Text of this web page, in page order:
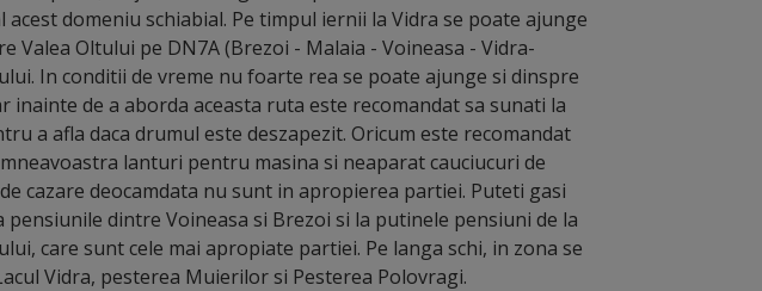
acest domeniu schiabial. Pe timpul iernii la Vidra se poate ajunge
Valea Oltului pe DN7A (Brezoi - Malaia - Voineasa - Vidra-
In conditii de vreme nu foarte rea se poate ajunge si dinspre
inainte de a aborda aceasta ruta este recomandat sa sunati la
a afla daca drumul este deszapezit. Oricum este recomandat
lanturi pentru masina si neaparat cauciucuri de
cazare deocamdata nu sunt in apropierea partiei. Puteti gasi
pensiunile dintre Voineasa si Brezoi si la putinele pensiuni de la
care sunt cele mai apropiate partiei. Pe langa schi, in zona se
Vidra, pesterea Muierilor si Pesterea Polovragi.